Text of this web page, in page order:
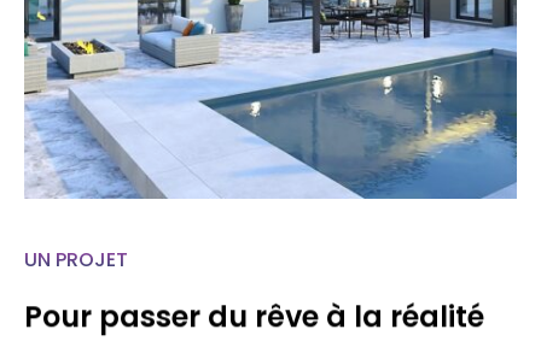
UN PROJET
Pour passer du rêve à la réalité